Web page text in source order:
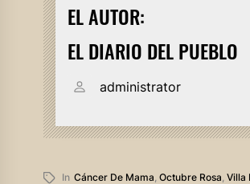
EL AUTOR:
EL DIARIO DEL PUEBLO
administrator
In Cáncer De Mama Octubre Rosa Villa